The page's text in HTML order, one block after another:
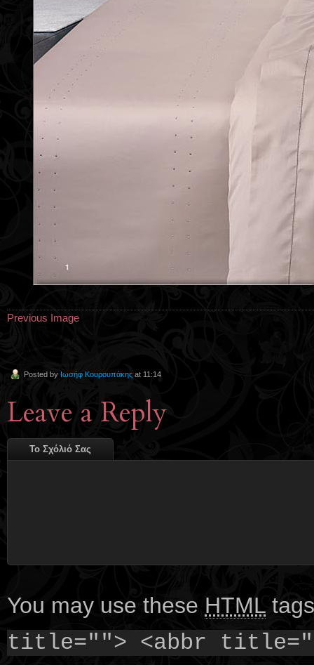
Previous Image
Posted by Ιωσήφ Κουρουπάκης at 11:14
Leave a Reply
Το Σχόλιό Σας
You may use these HTML
title=""> <abbr